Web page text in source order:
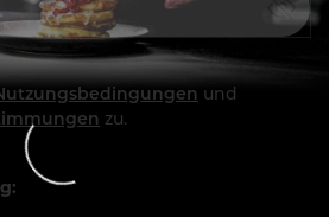
und
zu.